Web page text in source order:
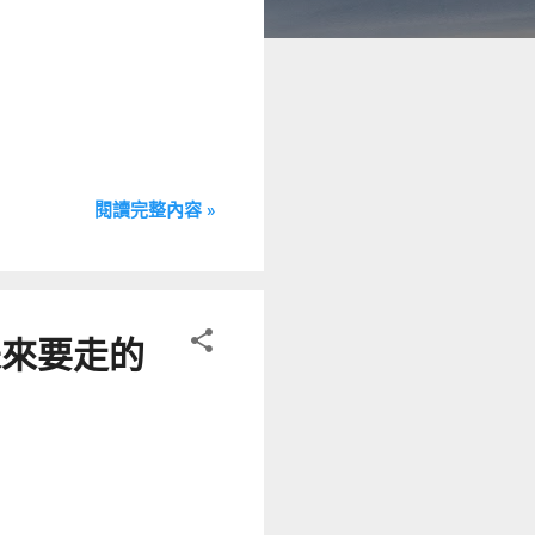
閱讀完整內容 »
要走的